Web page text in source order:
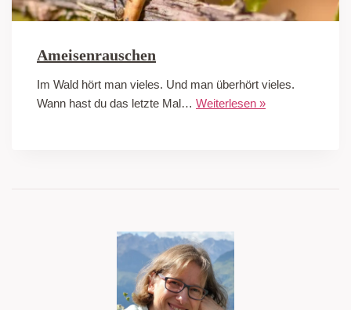
Ameisenrauschen
Im Wald hört man vieles. Und man überhört vieles.
Wann hast du das letzte Mal… Weiterlesen »